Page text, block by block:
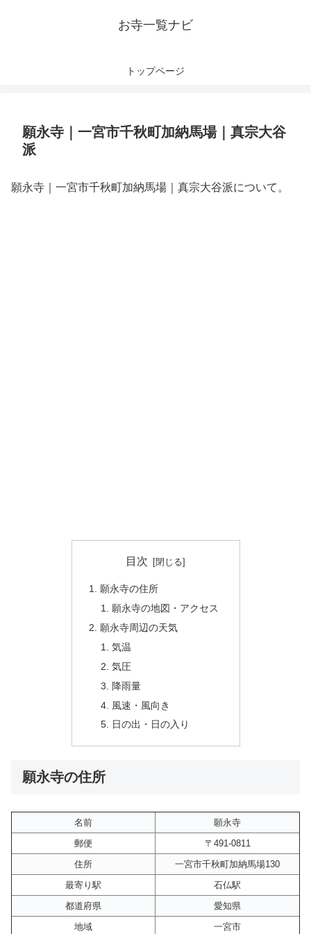
お寺一覧ナビ
トップページ
願永寺｜一宮市千秋町加納馬場｜真宗大谷
派
願永寺｜一宮市千秋町加納馬場｜真宗大谷派について。
目次
願永寺の住所
願永寺の地図・アクセス
願永寺周辺の天気
気温
気圧
降雨量
風速・風向き
日の出・日の入り
願永寺の住所
名前
願永寺
郵便
〒491-0811
住所
一宮市千秋町加納馬場130
最寄り駅
石仏駅
都道府県
愛知県
地域
一宮市